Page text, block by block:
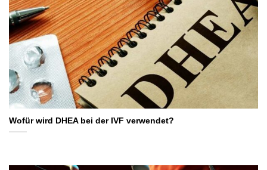
Wofür wird DHEA bei der IVF verwendet?